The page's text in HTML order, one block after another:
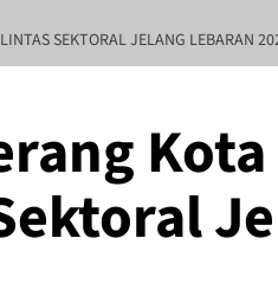
SEKTORAL JELANG LEBARAN
Kota
: Penasehat Hukum : Abdul